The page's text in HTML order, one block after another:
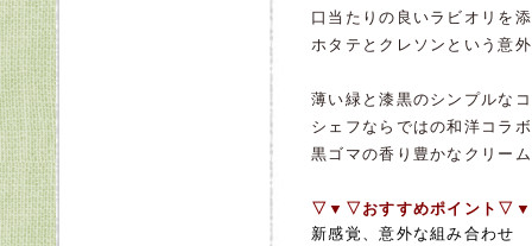
口当たりの良いラビオリを
ホタテとクレソンという意
薄い緑と漆黒のシンプルな
シェフならではの和洋コラ
黒ゴマの香り豊かなクリー
▽▼▽おすすめポイント
新感覚、意外な組み合わせ